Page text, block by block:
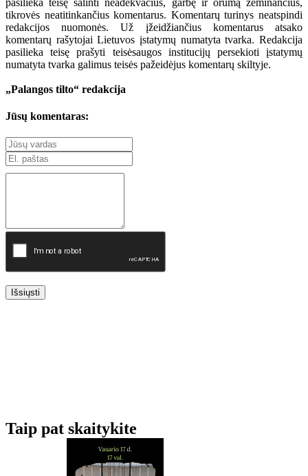
tikrovės neatitinkančius komentarus. Komentarų turinys neatspindi
redakcijos nuomonės. Už įžeidžiančius komentarus atsako
komentarų rašytojai Lietuvos įstatymų numatyta tvarka. Redakcija
pasilieka teisę prašyti teisėsaugos institucijų persekioti įstatymų
numatyta tvarka galimus teisės pažeidėjus komentarų skiltyje.
„Palangos tilto“ redakcija
Jūsų komentaras:
Išsiųsti
Taip pat skaitykite